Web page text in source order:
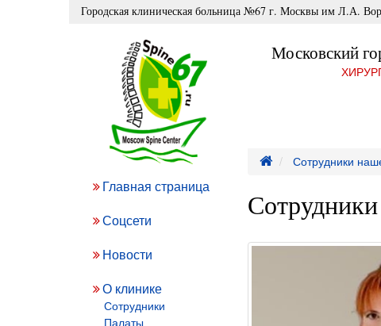
Городская клиническая больница №67 г. Москвы им Л.А.
Главная страница
Соцсети
Новости
О клинике
Сотрудники
Палаты
Московский
Сотрудники